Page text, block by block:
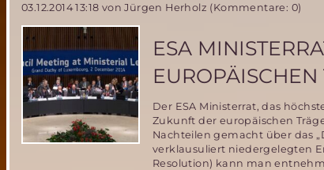
in
engerer
Auswahl
für
einjährige
Mars
Simulations
in
der
03.12.2014 13:18 von Jürgen Herholz (Kommentare: 0)
ESA
EUROPÄISCHEN
Der ESA Ministerrat, das
Zukunft der europäischen
Nachteilen gemacht über das
verklausuliert niedergelegten
Resolution) kann man